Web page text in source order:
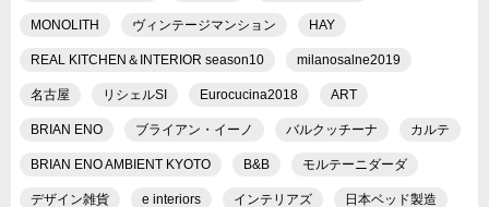
MONOLITH ヴィンテージマンション HAY
REAL KITCHEN＆INTERIOR season10 milanosalne2019
名古屋 リシェルSI Eurocucina2018 ART
BRIAN ENO ブライアン・イーノ バルクッチーナ カルテ
BRIAN ENO AMBIENT KYOTO B&B モルテーニダーダ
デザイン雑貨 e interiors インテリアズ 日本ベッド製造